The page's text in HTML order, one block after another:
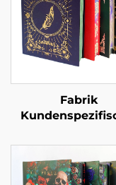
Fabrik
Buchdruck
Buchdruck